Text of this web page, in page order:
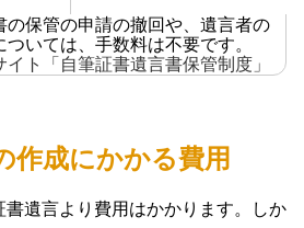
保管の申請の撤回や、遺言者の
いては、手数料は不要です。
ト「自筆証書遺言書保管制度」
作成にかかる費用
遺言より費用はかかります。しか